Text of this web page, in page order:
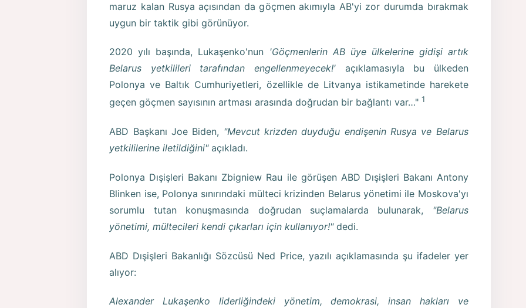
maruz kalan Rusya açısından da göçmen akımıyla AB'yi zor durumda bırakmak
uygun bir taktik gibi görünüyor.
2020 yılı başında, Lukaşenko'nun 'Göçmenlerin AB üye ülkelerine gidişi artık
Belarus yetkilileri tarafından engellenmeyecek!' açıklamasıyla bu ülkeden
Polonya ve Baltık Cumhuriyetleri, özellikle de Litvanya istikametinde harekete
geçen göçmen sayısının artması arasında doğrudan bir bağlantı var…" 1
ABD Başkanı Joe Biden, "Mevcut krizden duyduğu endişenin Rusya ve Belarus
yetkililerine iletildiğini"açıkladı.
Polonya Dışişleri Bakanı Zbigniew Rau ile görüşen ABD Dışişleri Bakanı Antony
Blinken ise, Polonya sınırındaki mülteci krizinden Belarus yönetimi ile Moskova'yı
sorumlu tutan konuşmasında doğrudan suçlamalarda bulunarak, "Belarus
yönetimi, mültecileri kendi çıkarları için kullanıyor!"dedi.
ABD Dışişleri Bakanlığı Sözcüsü Ned Price, yazılı açıklamasında şu ifadeler yer
alıyor:
Alexander Lukaşenko liderliğindeki yönetim, demokrasi, insan hakları ve